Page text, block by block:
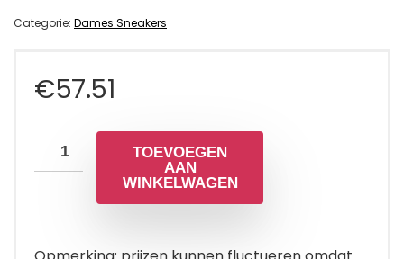
Categorie: Dames Sneakers
€57.51
TOEVOEGEN
AAN
WINKELWAGEN